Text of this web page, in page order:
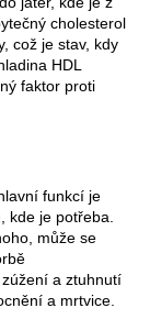
cholesterol
což je stav, kdy
HDL
faktor proti
funkcí je
kde je potřeba.
může se
a ztuhnutí
a mrtvice.